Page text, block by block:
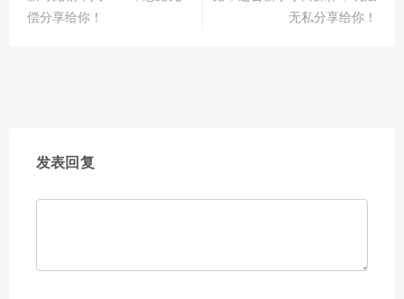
偿分享给你！
无私分享给你！
发表回复